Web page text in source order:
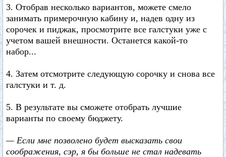
3. Отобрав несколько вариантов, можете смело
занимать примерочную кабину и, надев одну из
сорочек и пиджак, просмотрите все галстуки уже с
учетом вашей внешности. Останется какой-то
набор...
4. Затем отсмотрите следующую сорочку и снова все
галстуки и т. д.
5. В результате вы сможете отобрать лучшие
варианты по своему бюджету.
— Если мне позволено будет высказать свои
соображения, сэр, я бы больше не стал надевать